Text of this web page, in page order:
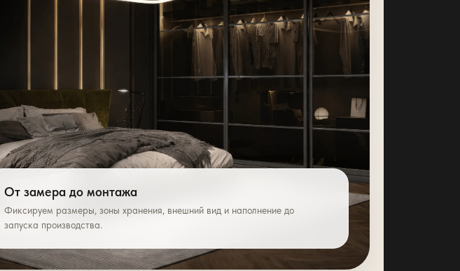
От замера до монтажа
Фиксируем размеры, зоны хранения, внешний вид и наполнение до
запуска производства.